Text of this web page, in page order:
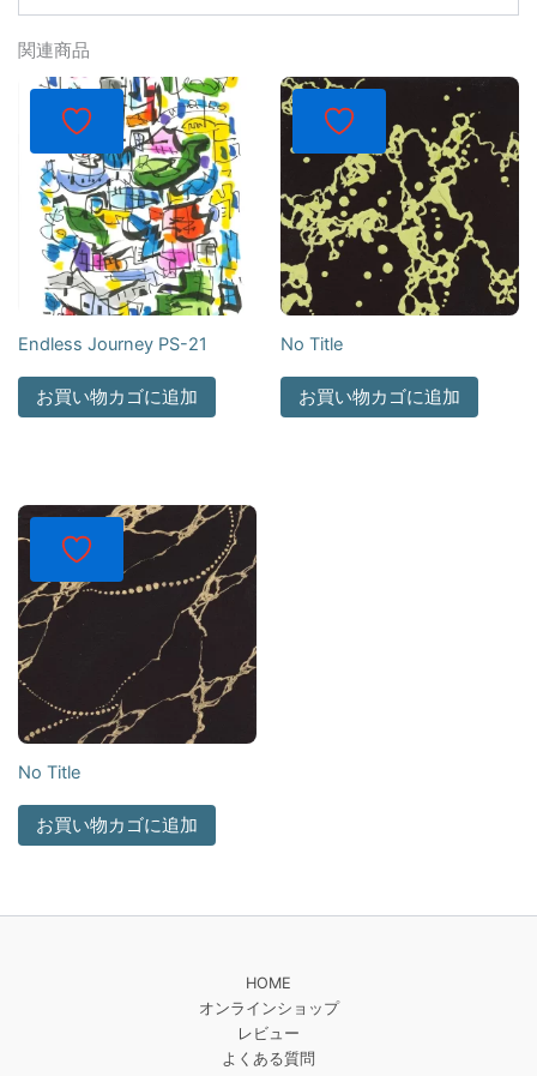
関連商品
Endless Journey PS-21
お買い物カゴに追加
No Title
お買い物カゴに追加
No Title
お買い物カゴに追加
HOME
オンラインショップ
レビュー
よくある質問